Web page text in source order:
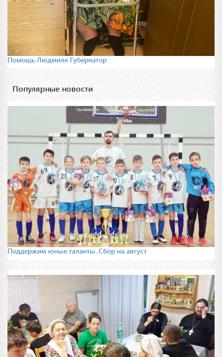
Помощь Людмиле Губернатор
Популярные новости
Поддержим юные таланты. Сбор на август